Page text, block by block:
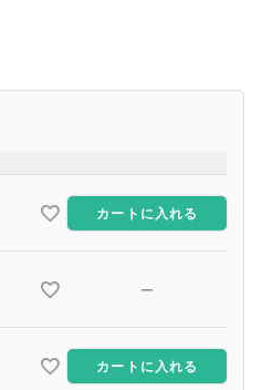
カートに入れる
—
カートに入れる